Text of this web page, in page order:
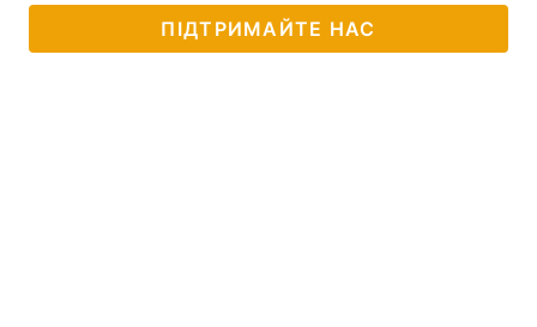
ПІДТРИМАЙТЕ НАС